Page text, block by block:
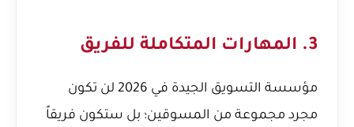
3. المهارات المتكاملة للفريق
مؤسسة التسويق الجيدة في 2026 لن تكون
مجرد مجموعة من المسوقين؛ بل ستكون فريقاً